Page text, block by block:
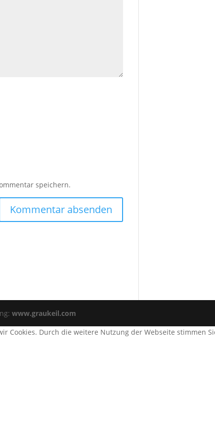
speichern.
www.graukeil.com
Durch die weitere Nutzung der Webseite stimmen